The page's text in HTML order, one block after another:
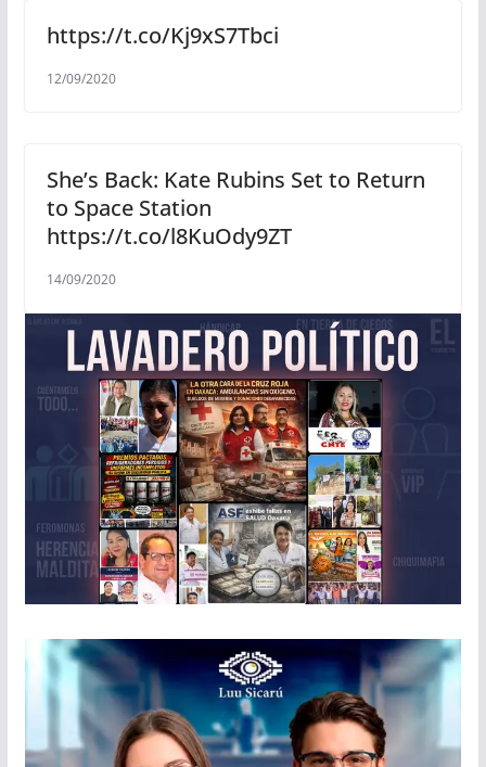
https://t.co/Kj9xS7Tbci
12/09/2020
She’s Back: Kate Rubins Set to Return
to Space Station
https://t.co/l8KuOdy9ZT
14/09/2020